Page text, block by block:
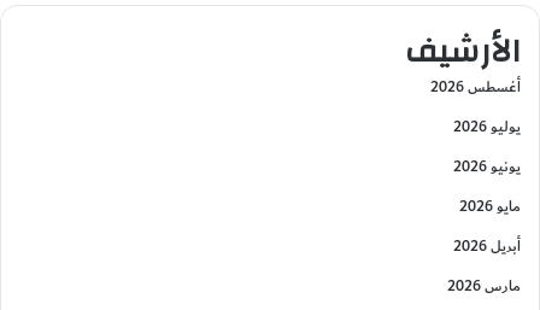
الأرشيف
أغسطس 2026
يوليو 2026
يونيو 2026
مايو 2026
أبريل 2026
مارس 2026